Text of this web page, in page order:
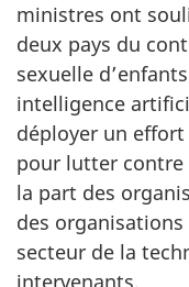
ministres ont
deux pays du
sexuelle
intelligence
déployer un
pour lutter contre
la part des
des
secteur de la